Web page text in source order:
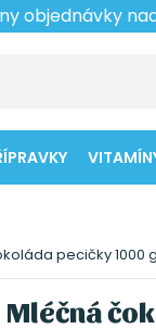
objednávky
pecičky 1000 g